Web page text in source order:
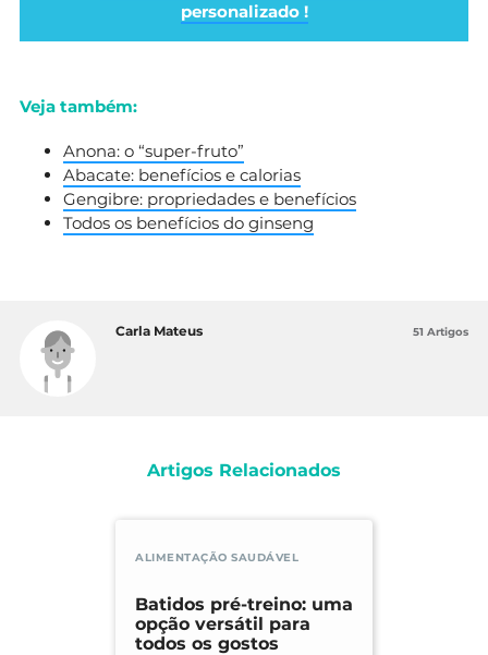
personalizado !
Veja também:
Anona: o “super-fruto”
Abacate: benefícios e calorias
Gengibre: propriedades e benefícios
Todos os benefícios do ginseng
Carla Mateus 51 Artigos
Artigos Relacionados
ALIMENTAÇÃO SAUDÁVEL
Batidos pré-treino: uma
opção versátil para
todos os gostos